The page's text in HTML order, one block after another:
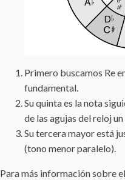
Primero buscamos Re
fundamental.
Su quinta es la nota
de las agujas del reloj un
Su tercera mayor está
(tono menor paralelo).
Para más información sobre